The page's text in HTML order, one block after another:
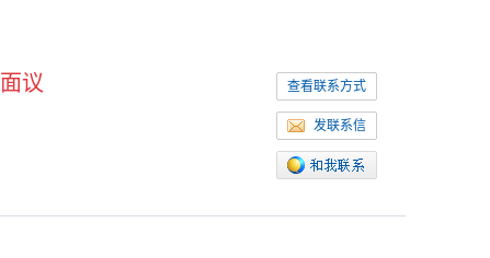
查看联系方式
发联系信
面议